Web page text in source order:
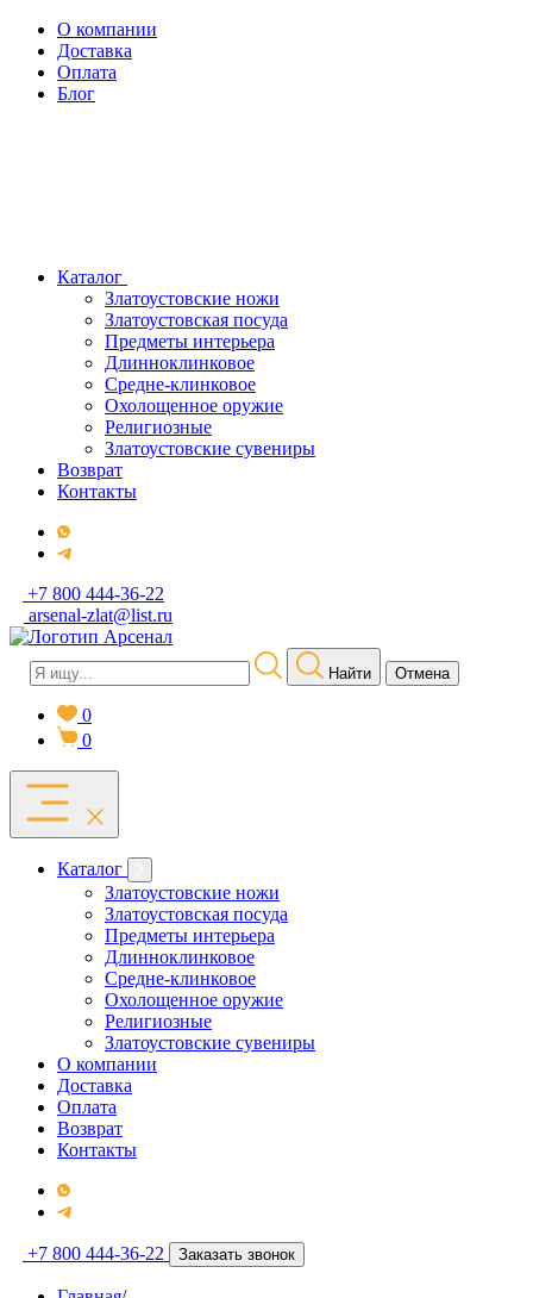
О компании
Доставка
Оплата
Блог
Каталог
Златоустовские ножи
Златоустовская посуда
Предметы интерьера
Длинноклинковое
Средне-клинковое
Охолощенное оружие
Религиозные
Златоустовские сувениры
Возврат
Контакты
+7 800 444-36-22
arsenal-zlat@list.ru
Найти Отмена
0
0
Каталог
Златоустовские ножи
Златоустовская посуда
Предметы интерьера
Длинноклинковое
Средне-клинковое
Охолощенное оружие
Религиозные
Златоустовские сувениры
О компании
Доставка
Оплата
Возврат
Контакты
+7 800 444-36-22 Заказать звонок